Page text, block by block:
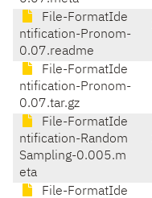
File-FormatIde
ntification-Pronom-
0.07.readme
File-FormatIde
ntification-Pronom-
0.07.tar.gz
File-FormatIde
ntification-Random
Sampling-0.005.m
eta
File-FormatIde